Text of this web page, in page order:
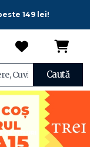
149 lei!
Caută